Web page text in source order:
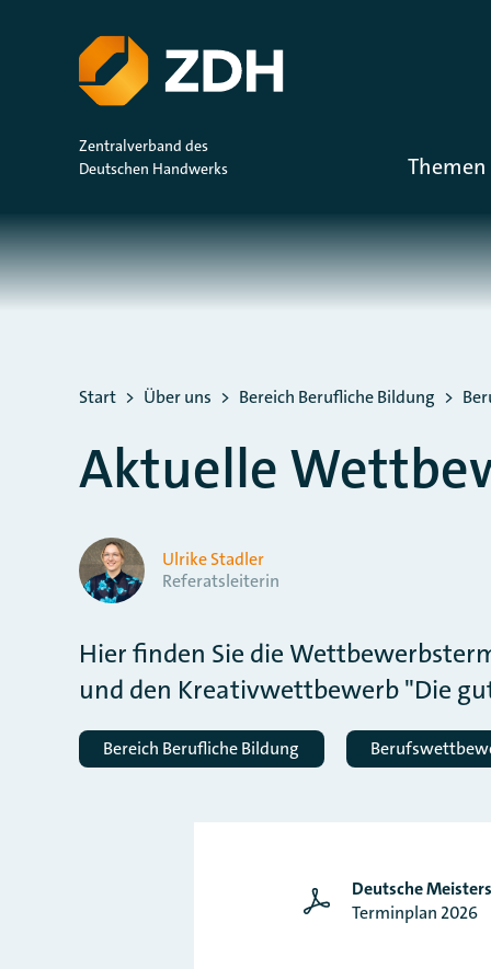
ZUM HAUPTINHALT SPRINGEN
Zentralverband des
Deutschen Handwerks
Sie befinden sich hier:
Start Über uns Bereich Berufliche Bildung
Aktuelle
Ulrike Stadler
Referatsleiterin
Hier finden Sie die
und den Kreativwettbewerb "Die
Bereich Berufliche Bildung
Deutsche
Terminplan 2026